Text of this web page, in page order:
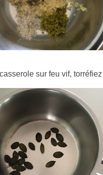
sur feu vif,